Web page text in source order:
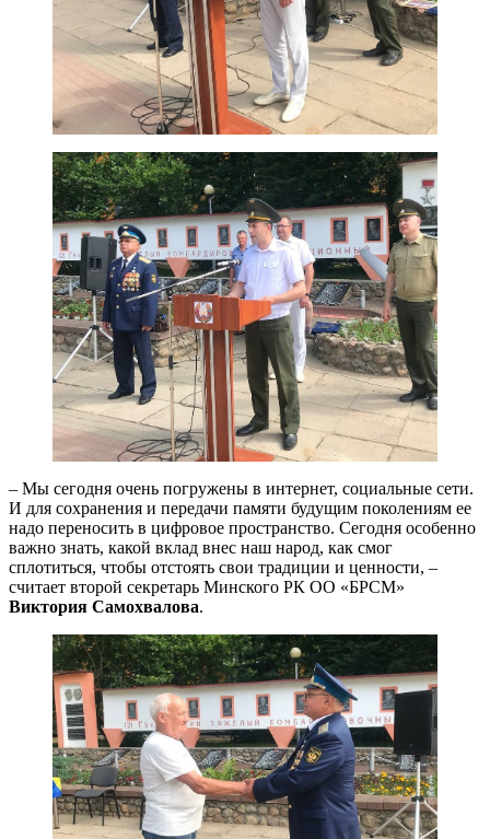
– Мы сегодня очень погружены в интернет, социальные сети.
И для сохранения и передачи памяти будущим поколениям ее
надо переносить в цифровое пространство. Сегодня особенно
важно знать, какой вклад внес наш народ, как смог
сплотиться, чтобы отстоять свои традиции и ценности, –
считает второй секретарь Минского РК ОО «БРСМ»
Виктория Самохвалова.